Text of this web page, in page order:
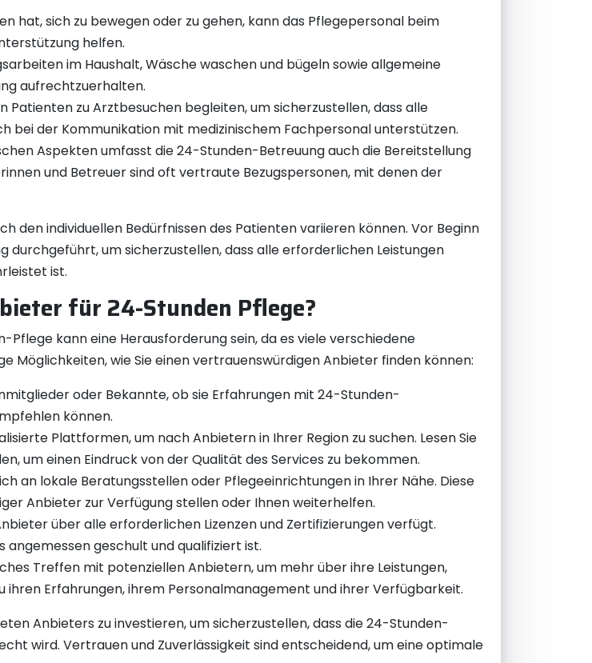
hat, sich zu bewegen oder zu gehen, kann das Pflegepersonal beim
helfen.
im Haushalt, Wäsche waschen und bügeln sowie allgemeine
aufrechtzuerhalten.
zu Arztbesuchen begleiten, um sicherzustellen, dass alle
bei der Kommunikation mit medizinischem Fachpersonal unterstützen.
Aspekten umfasst die 24-Stunden-Betreuung auch die Bereitstellung
und Betreuer sind oft vertraute Bezugspersonen, mit denen der
den individuellen Bedürfnissen des Patienten variieren können. Vor Beginn
um sicherzustellen, dass alle erforderlichen Leistungen
ist.
für 24-Stunden Pflege?
kann eine Herausforderung sein, da es viele verschiedene
Möglichkeiten, wie Sie einen vertrauenswürdigen Anbieter finden können:
oder Bekannte, ob sie Erfahrungen mit 24-Stunden-
können.
Plattformen, um nach Anbietern in Ihrer Region zu suchen. Lesen Sie
um einen Eindruck von der Qualität des Services zu bekommen.
an lokale Beratungsstellen oder Pflegeeinrichtungen in Ihrer Nähe. Diese
Anbieter zur Verfügung stellen oder Ihnen weiterhelfen.
über alle erforderlichen Lizenzen und Zertifizierungen verfügt.
angemessen geschult und qualifiziert ist.
Treffen mit potenziellen Anbietern, um mehr über ihre Leistungen,
ihren Erfahrungen, ihrem Personalmanagement und ihrer Verfügbarkeit.
Anbieters zu investieren, um sicherzustellen, dass die 24-Stunden-
wird. Vertrauen und Zuverlässigkeit sind entscheidend, um eine optimale